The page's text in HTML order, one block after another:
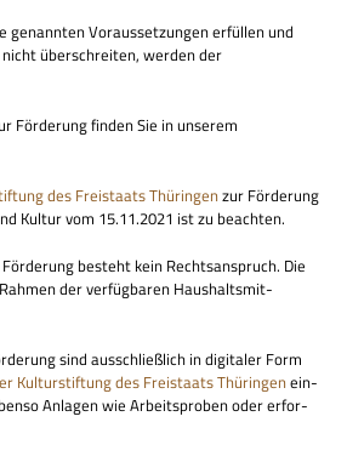
genann­ten Vor­aus­set­zun­gen erfül­len und
über­schrei­ten, wer­den der
För­de­rung fin­den Sie in unse­rem
des Frei­staats Thü­rin­genzur För­de­rung
Kul­tur vom 15.11.2021 ist zu beachten.
besteht kein Rechts­an­spruch. Die
der ver­füg­ba­ren Haus­halts­mit­
sind aus­schließ­lich in digi­ta­ler Form
Kul­tur­stif­tung des Frei­staats Thü­rin­genein­
Anla­gen wie Arbeits­pro­ben oder erfor­